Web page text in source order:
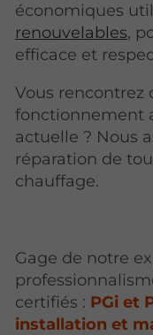
économiques
renouvelables,
efficace et
Vous rencontrez
fonctionnement
actuelle ? Nous
réparation de
chauffage.
Gage de notre
certifiés : PGi et
installation et